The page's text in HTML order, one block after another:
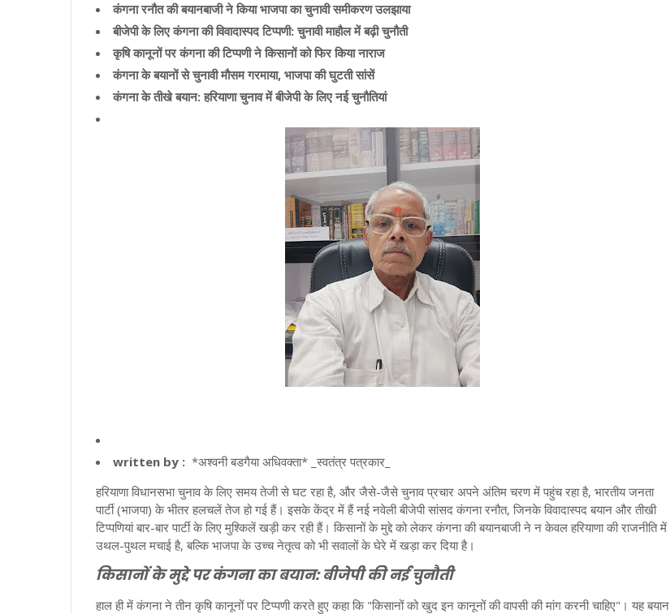
कंगना रनौत की बयानबाजी ने किया भाजपा का चुनावी समीकरण उलझाया
बीजेपी के लिए कंगना की विवादास्पद टिप्पणी: चुनावी माहौल में बढ़ी चुनौती
कृषि कानूनों पर कंगना की टिप्पणी ने किसानों को फिर किया नाराज
कंगना के बयानों से चुनावी मौसम गरमाया, भाजपा की घुटती सांसें
कंगना के तीखे बयान: हरियाणा चुनाव में बीजेपी के लिए नई चुनौतियां
written by : *अश्वनी बडगैया अधिवक्ता* _स्वतंत्र पत्रकार_
हरियाणा विधानसभा चुनाव के लिए समय तेजी से घट रहा है, और जैसे-जैसे चुनाव प्रचार अपने अंतिम चरण में पहुंच रहा है, भारतीय जनता
पार्टी (भाजपा) के भीतर हलचलें तेज हो गई हैं। इसके केंद्र में हैं नई नवेली बीजेपी सांसद कंगना रनौत, जिनके विवादास्पद बयान और तीखी
टिप्पणियां बार-बार पार्टी के लिए मुश्किलें खड़ी कर रही हैं। किसानों के मुद्दे को लेकर कंगना की बयानबाजी ने न केवल हरियाणा की राजनीति में
उथल-पुथल मचाई है, बल्कि भाजपा के उच्च नेतृत्व को भी सवालों के घेरे में खड़ा कर दिया है।
किसानों के मुद्दे पर कंगना का बयान: बीजेपी की नई चुनौती
हाल ही में कंगना ने तीन कृषि कानूनों पर टिप्पणी करते हुए कहा कि "किसानों को खुद इन कानूनों की वापसी की मांग करनी चाहिए"। यह बयान